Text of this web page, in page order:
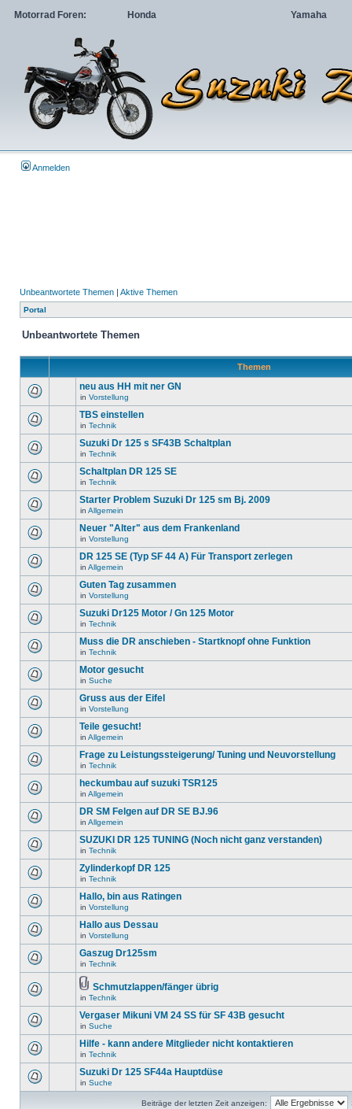
Motorrad Foren: Honda Yamaha
Anmelden
Unbeantwortete Themen | Aktive Themen
Portal
Unbeantwortete Themen
Themen
neu aus HH mit ner GN
in Vorstellung
TBS einstellen
in Technik
Suzuki Dr 125 s SF43B Schaltplan
in Technik
Schaltplan DR 125 SE
in Technik
Starter Problem Suzuki Dr 125 sm Bj. 2009
in Allgemein
Neuer "Alter" aus dem Frankenland
in Vorstellung
DR 125 SE (Typ SF 44 A) Für Transport zerlegen
in Allgemein
Guten Tag zusammen
in Vorstellung
Suzuki Dr125 Motor / Gn 125 Motor
in Technik
Muss die DR anschieben - Startknopf ohne Funktion
in Technik
Motor gesucht
in Suche
Gruss aus der Eifel
in Vorstellung
Teile gesucht!
in Allgemein
Frage zu Leistungssteigerung/ Tuning und Neuvorstellung
in Technik
heckumbau auf suzuki TSR125
in Allgemein
DR SM Felgen auf DR SE BJ.96
in Allgemein
SUZUKI DR 125 TUNING (Noch nicht ganz verstanden)
in Technik
Zylinderkopf DR 125
in Technik
Hallo, bin aus Ratingen
in Vorstellung
Hallo aus Dessau
in Vorstellung
Gaszug Dr125sm
in Technik
Schmutzlappen/fänger übrig
in Technik
Vergaser Mikuni VM 24 SS für SF 43B gesucht
in Suche
Hilfe - kann andere Mitglieder nicht kontaktieren
in Technik
Suzuki Dr 125 SF44a Hauptdüse
in Suche
Beiträge der letzten Zeit anzeigen: